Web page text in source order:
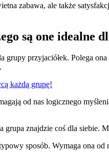
zabawa, ale także
są one idealne
grupy przyjaciółek. Polega
każdą grupę!
od nas logicznego
znajdzie coś dla
sposób. Wymaga ona